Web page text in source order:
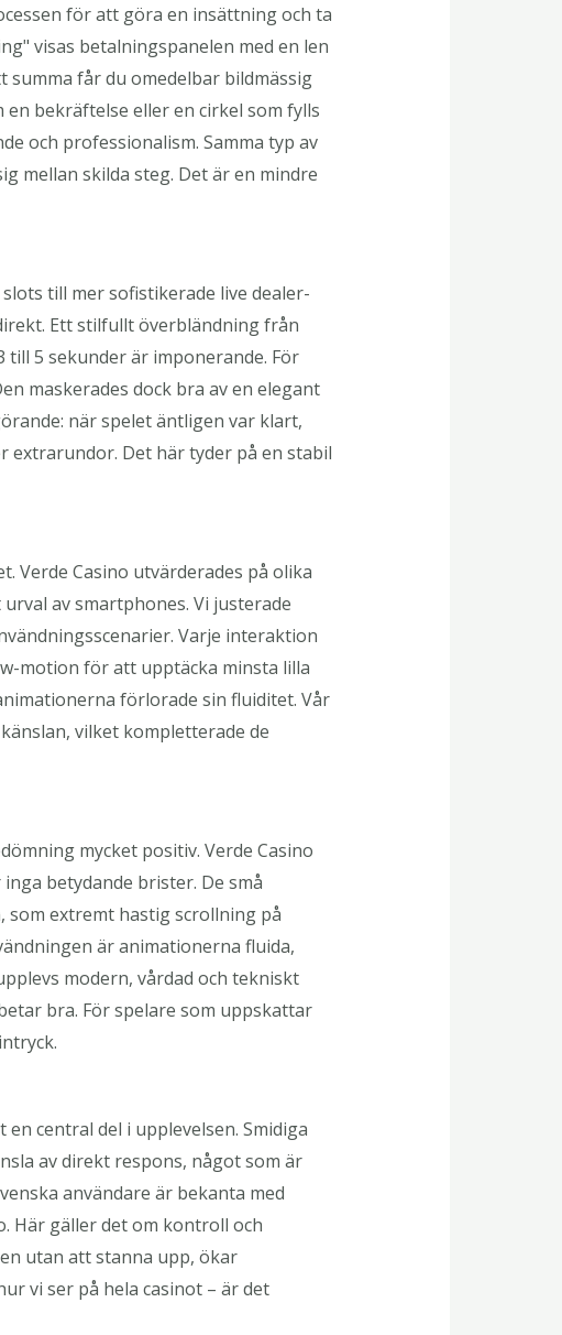
för att göra en insättning och ta
visas betalningspanelen med en len
får du omedelbar bildmässig
bekräftelse eller en cirkel som fylls
och professionalism. Samma typ av
mellan skilda steg. Det är en mindre
till mer sofistikerade live dealer-
Ett stilfullt överbländning från
till 5 sekunder är imponerande. För
maskerades dock bra av en elegant
när spelet äntligen var klart,
extrarundor. Det här tyder på en stabil
Verde Casino utvärderades på olika
av smartphones. Vi justerade
Varje interaktion
motion för att upptäcka minsta lilla
förlorade sin fluiditet. Vår
vilket kompletterade de
mycket positiv. Verde Casino
betydande brister. De små
extremt hastig scrollning på
är animationerna fluida,
modern, vårdad och tekniskt
bra. För spelare som uppskattar
central del i upplevelsen. Smidiga
av direkt respons, något som är
användare är bekanta med
Här gäller det om kontroll och
utan att stanna upp, ökar
vi ser på hela casinot – är det